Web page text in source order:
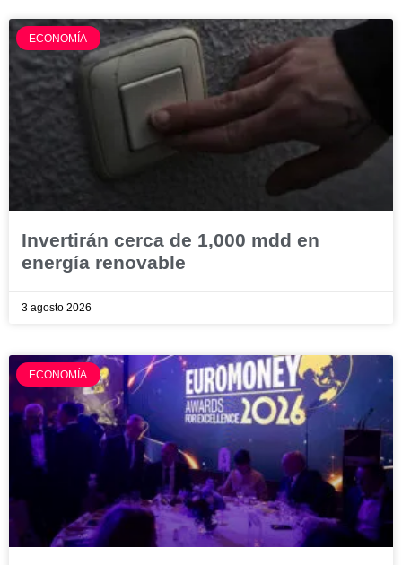
ECONOMÍA
Invertirán cerca de 1,000 mdd en
energía renovable
3 agosto 2026
ECONOMÍA